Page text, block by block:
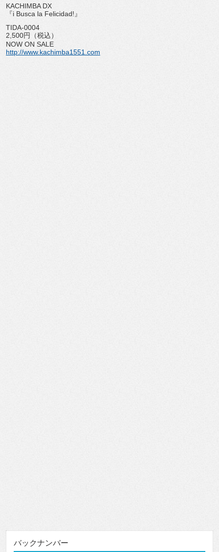
KACHIMBA DX
『i Busca la Felicidad!』
TIDA-0004
2,500円（税込）
NOW ON SALE
http://www.kachimba1551.com
バックナンバー